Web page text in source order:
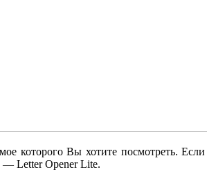
которого Вы хотите посмотреть.
— Letter Opener Lite.